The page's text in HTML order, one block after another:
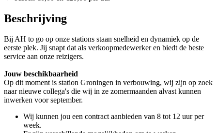
Beschrijving
Bij AH to go op onze stations staan snelheid en dynamiek op de
eerste plek. Jij snapt dat als verkoopmedewerker en biedt de beste
service aan onze reizigers.
Jouw beschikbaarheid
Op dit moment is station Groningen in verbouwing, wij zijn op zoek
naar nieuwe collega's die wij in ze zomermaanden alvast kunnen
inwerken voor september.
Wij kunnen jou een contract aanbieden van 8 tot 12 uur per
week.